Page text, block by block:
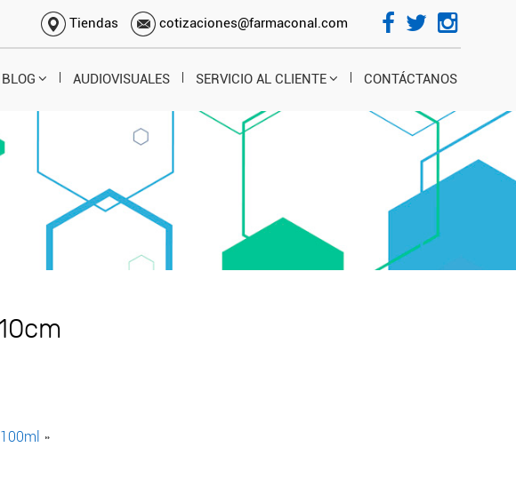
Tiendas cotizaciones@farmaconal.com
BLOG AUDIOVISUALES SERVICIO AL CLIENTE CONTÁCTANOS
»